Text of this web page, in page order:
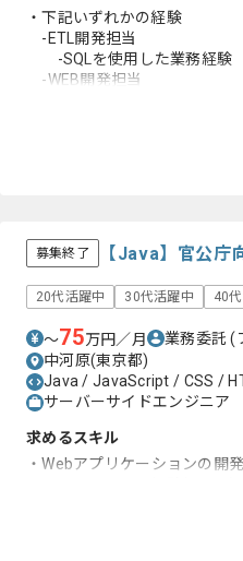
・下記いずれかの経験
-ETL開発担当
-SQLを使用した業務経験
-WEB開発担当
募集終了 【Java】官公
20代活躍中 30代活躍中 40
〜75万円／月 業務委託(
中河原(東京都)
Java / JavaScript / CSS /
サーバーサイドエンジニア
求めるスキル
・Webアプリケーションの開